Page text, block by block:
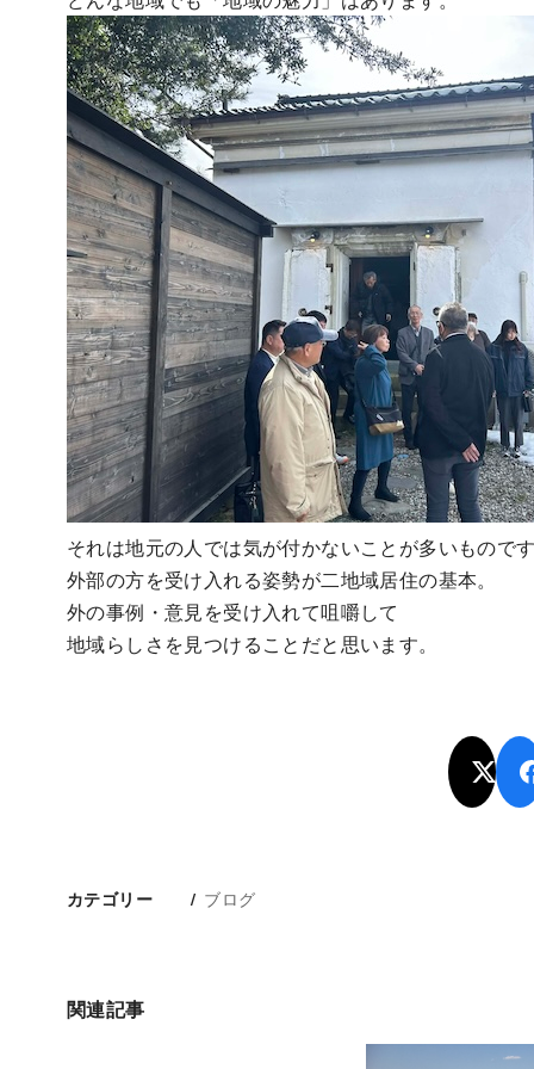
それは地元の人では気が付かないことが多いもので
外部の方を受け入れる姿勢が二地域居住の基本。
外の事例・意見を受け入れて咀嚼して
地域らしさを見つけることだと思います。
カテゴリー ブログ
関連記事